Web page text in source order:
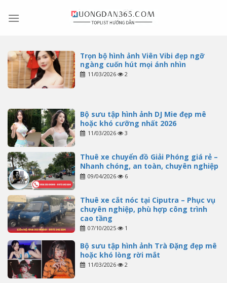
Trọn bộ hình ảnh Viên Vibi đẹp ngỡ
ngàng cuốn hút mọi ánh nhìn
11/03/2026 2
Bộ sưu tập hình ảnh DJ Mie đẹp mê
hoặc khó cưỡng nhất 2026
11/03/2026 3
Thuê xe chuyển đồ Giải Phóng giá rẻ –
Nhanh chóng, an toàn, chuyên nghiệp
09/04/2026 6
Thuê xe cắt nóc tại Ciputra – Phục vụ
chuyên nghiệp, phù hợp công trình
cao tầng
07/10/2025 1
Bộ sưu tập hình ảnh Trà Đặng đẹp mê
hoặc khó lòng rời mắt
11/03/2026 2